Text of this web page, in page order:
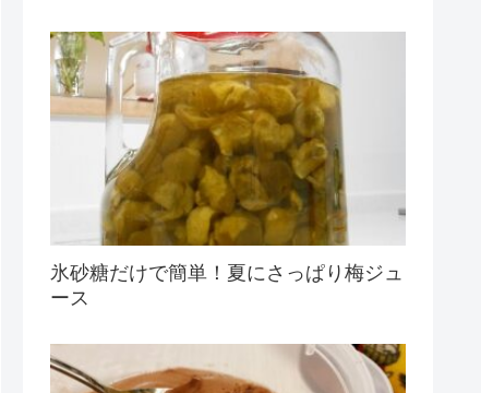
氷砂糖だけで簡単！夏にさっぱり梅ジュ
ース